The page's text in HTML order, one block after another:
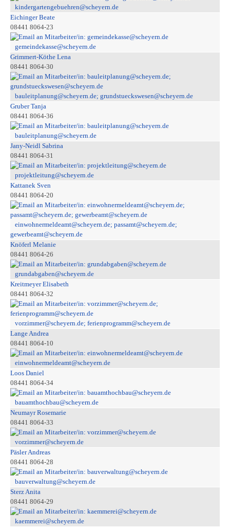
kindergartengebuehren@scheyern.de
Eichinger Beate
08441 8064-23
gemeindekasse@scheyern.de
Grimmert-Köthe Lena
08441 8064-30
bauleitplanung@scheyern.de; grundstueckswesen@scheyern.de
Gruber Tanja
08441 8064-36
bauleitplanung@scheyern.de
Jany-Neidl Sabrina
08441 8064-31
projektleitung@scheyern.de
Kattanek Sven
08441 8064-20
einwohnermeldeamt@scheyern.de; passamt@scheyern.de;
gewerbeamt@scheyern.de
Knöferl Melanie
08441 8064-26
grundabgaben@scheyern.de
Kreitmeyer Elisabeth
08441 8064-32
vorzimmer@scheyern.de; ferienprogramm@scheyern.de
Lange Andrea
08441 8064-10
einwohnermeldeamt@scheyern.de
Loos Daniel
08441 8064-34
bauamthochbau@scheyern.de
Neumayr Rosemarie
08441 8064-33
vorzimmer@scheyern.de
Päsler Andreas
08441 8064-28
bauverwaltung@scheyern.de
Sterz Anita
08441 8064-29
kaemmerei@scheyern.de